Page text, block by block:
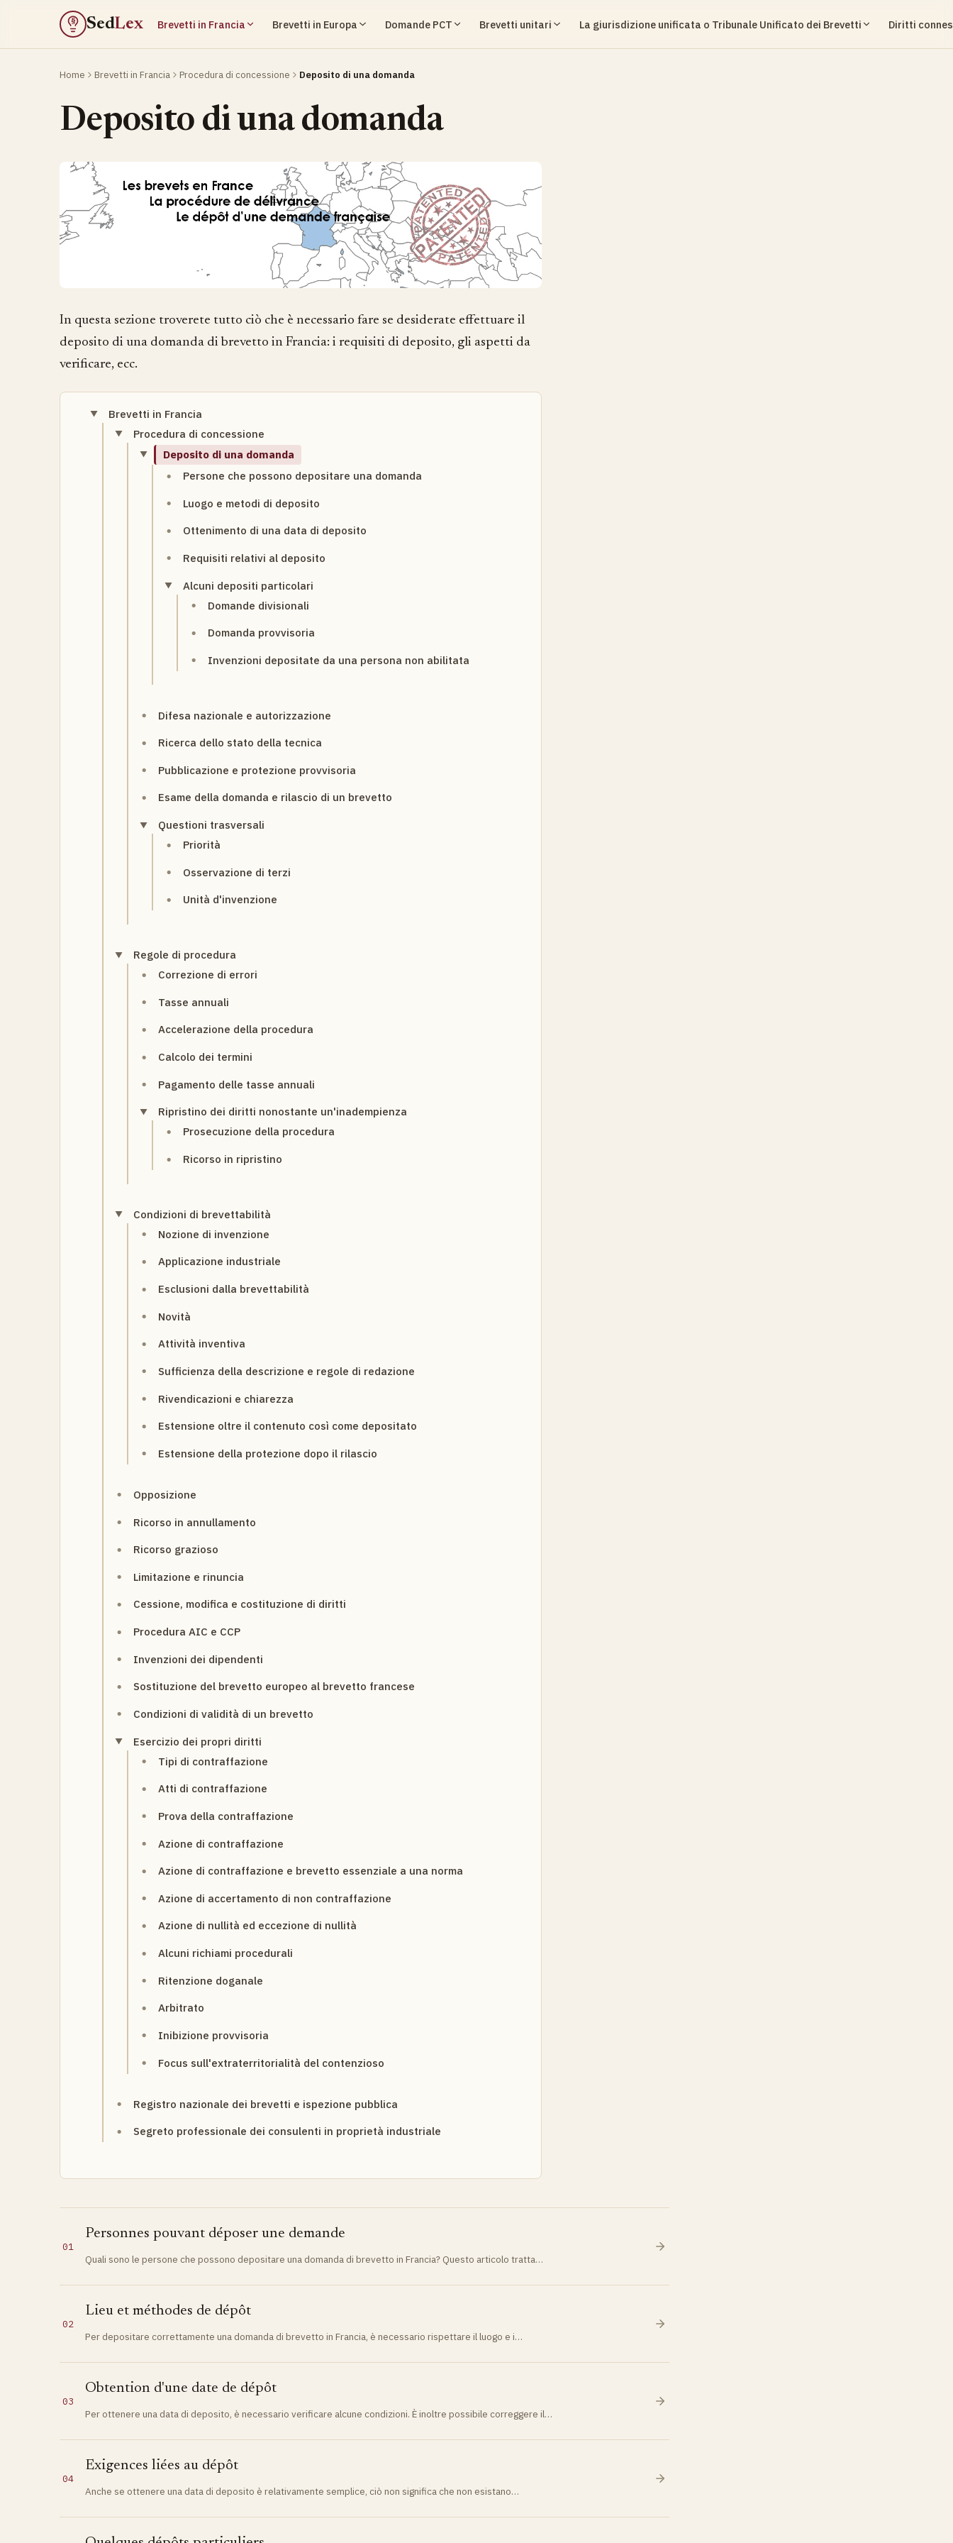
§ SedLex Brevetti in Francia Brevetti in Europa Domande PCT Brevetti unitari La giurisdizione unificata o Tribunale Unificato dei Brevetti Diritti
Home Brevetti in Francia Procedura di concessione Deposito di una domanda
Deposito di una domanda
In questa sezione troverete tutto ciò che è necessario fare se desiderate effettuare il
deposito di una domanda di brevetto in Francia: i requisiti di deposito, gli aspetti da
verificare, ecc.
Brevetti in Francia
Procedura di concessione
Deposito di una domanda
Persone che possono depositare una domanda
Luogo e metodi di deposito
Ottenimento di una data di deposito
Requisiti relativi al deposito
Alcuni depositi particolari
Domande divisionali
Domanda provvisoria
Invenzioni depositate da una persona non abilitata
Difesa nazionale e autorizzazione
Ricerca dello stato della tecnica
Pubblicazione e protezione provvisoria
Esame della domanda e rilascio di un brevetto
Questioni trasversali
Priorità
Osservazione di terzi
Unità d'invenzione
Regole di procedura
Correzione di errori
Tasse annuali
Accelerazione della procedura
Calcolo dei termini
Pagamento delle tasse annuali
Ripristino dei diritti nonostante un'inadempienza
Prosecuzione della procedura
Ricorso in ripristino
Condizioni di brevettabilità
Nozione di invenzione
Applicazione industriale
Esclusioni dalla brevettabilità
Novità
Attività inventiva
Sufficienza della descrizione e regole di redazione
Rivendicazioni e chiarezza
Estensione oltre il contenuto così come depositato
Estensione della protezione dopo il rilascio
Opposizione
Ricorso in annullamento
Ricorso grazioso
Limitazione e rinuncia
Cessione, modifica e costituzione di diritti
Procedura AIC e CCP
Invenzioni dei dipendenti
Sostituzione del brevetto europeo al brevetto francese
Condizioni di validità di un brevetto
Esercizio dei propri diritti
Tipi di contraffazione
Atti di contraffazione
Prova della contraffazione
Azione di contraffazione
Azione di contraffazione e brevetto essenziale a una norma
Azione di accertamento di non contraffazione
Azione di nullità ed eccezione di nullità
Alcuni richiami procedurali
Ritenzione doganale
Arbitrato
Inibizione provvisoria
Focus sull'extraterritorialità del contenzioso
Registro nazionale dei brevetti e ispezione pubblica
Segreto professionale dei consulenti in proprietà industriale
01
Personnes pouvant déposer une demande
Quali sono le persone che possono depositare una domanda di brevetto in Francia? Questo articolo tratta…
02
Lieu et méthodes de dépôt
Per depositare correttamente una domanda di brevetto in Francia, è necessario rispettare il luogo e i…
03
Obtention d'une date de dépôt
Per ottenere una data di deposito, è necessario verificare alcune condizioni. È inoltre possibile correggere il…
04
Exigences liées au dépôt
Anche se ottenere una data di deposito è relativamente semplice, ciò non significa che non esistano…